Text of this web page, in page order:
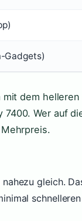
Gadgets)
dem
Wer auf
gleich.